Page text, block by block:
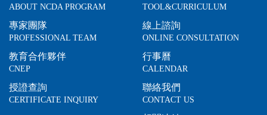
ABOUT NCDA PROGRAM
專家團隊
PROFESSIONAL TEAM
教育合作夥伴
CNEP
授證查詢
CERTIFICATE INQUIRY
TOOL&CURRICULUM
線上諮詢
ONLINE CONSULTATION
行事曆
CALENDAR
聯絡我們
CONTACT US